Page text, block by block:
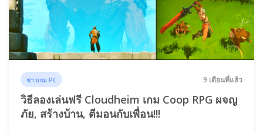
ข่าวเกม PC 9 เดือนที่แล้ว
วิธีลองเล่นฟรี Cloudheim เกม Coop RPG ผจญ
ภัย, สร้างบ้าน, ตีมอนกับเพื่อน!!!